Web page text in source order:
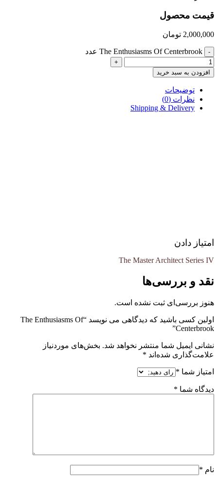
قیمت محصول
2,000,000 تومان
- The Enthusiasms Of Centerbrook عدد
+
افزودن به سبد خرید
توضیحات
نظرات (0)
Shipping & Delivery
امتیاز دادن
The Master Architect Series IV
نقد و بررسی‌ها
هنوز بررسی‌ای ثبت نشده است.
اولین کسی باشید که دیدگاهی می نویسد “The Enthusiasms Of
Centerbrook”
نشانی ایمیل شما منتشر نخواهد شد. بخش‌های موردنیاز
علامت‌گذاری شده‌اند *
امتیاز شما *
دیدگاه شما *
نام *